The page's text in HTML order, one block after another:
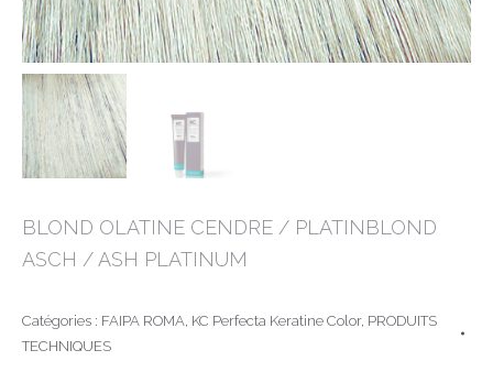
BLOND OLATINE CENDRE / PLATINBLOND
ASCH / ASH PLATINUM
Catégories : FAIPA ROMA KC Perfecta Keratine Color, PRODUITS
TECHNIQUES